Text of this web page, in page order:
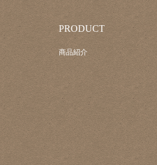
PRODUCT
商品紹介